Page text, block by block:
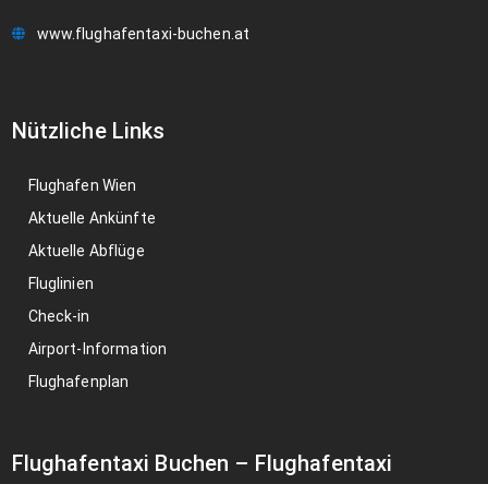
www.flughafentaxi-buchen.at
Nützliche Links
Flughafen Wien
Aktuelle Ankünfte
Aktuelle Abflüge
Fluglinien
Check-in
Airport-Information
Flughafenplan
Flughafentaxi Buchen – Flughafentaxi